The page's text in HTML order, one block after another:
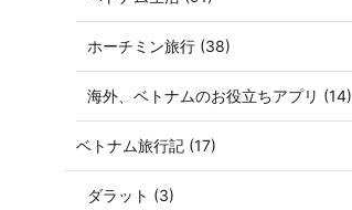
ホーチミン旅行 (38)
海外、ベトナムのお役立ちアプリ (14)
ベトナム旅行記 (17)
ダラット (3)